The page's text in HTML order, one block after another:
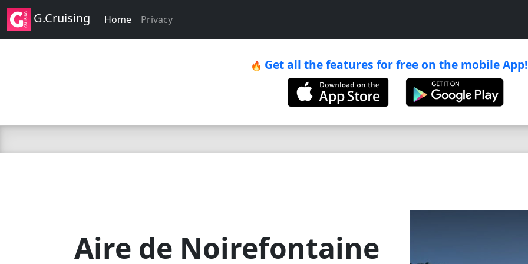
G.Cruising Home Privacy
🔥 Get all the features for free on the mobile App!
Aire de Noirefontaine